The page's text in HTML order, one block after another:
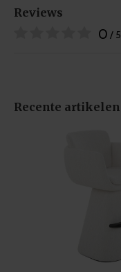
Reviews
0 / 5
Recente artikelen